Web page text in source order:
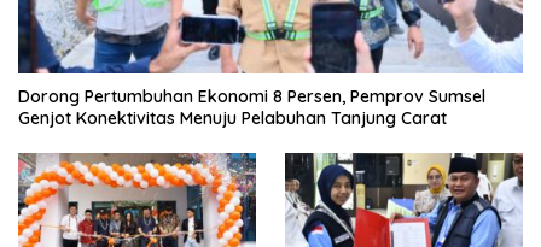
Dorong Pertumbuhan Ekonomi 8 Persen, Pemprov Sumsel
Genjot Konektivitas Menuju Pelabuhan Tanjung Carat